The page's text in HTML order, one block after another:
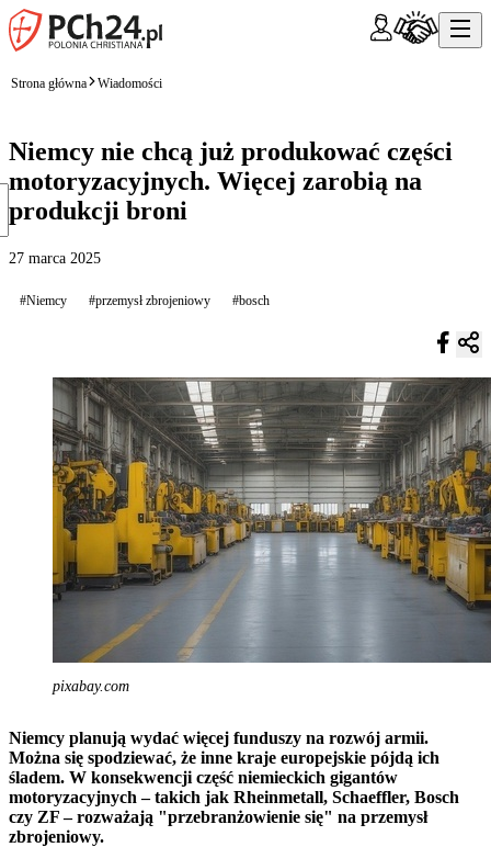
Strona główna Wiadomości
Niemcy nie chcą już produkować części
motoryzacyjnych. Więcej zarobią na
produkcji broni
27 marca 2025
#Niemcy #przemysł zbrojeniowy #bosch
pixabay.com
Niemcy planują wydać więcej funduszy na rozwój armii.
Można się spodziewać, że inne kraje europejskie pójdą ich
śladem. W konsekwencji część niemieckich gigantów
motoryzacyjnych – takich jak Rheinmetall, Schaeffler, Bosch
czy ZF – rozważają "przebranżowienie się" na przemysł
zbrojeniowy.